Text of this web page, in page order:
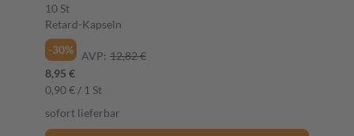
10 St
Retard-Kapseln
-30%
AVP: 12,82 €
8,95 €
0,90 € / 1 St
sofort lieferbar